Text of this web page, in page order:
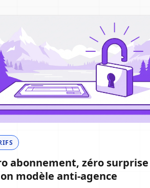
abonnement, zéro surprise
modèle anti-agence